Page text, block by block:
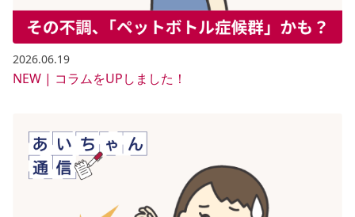
2026.06.19
NEW | コラムをUPしました！